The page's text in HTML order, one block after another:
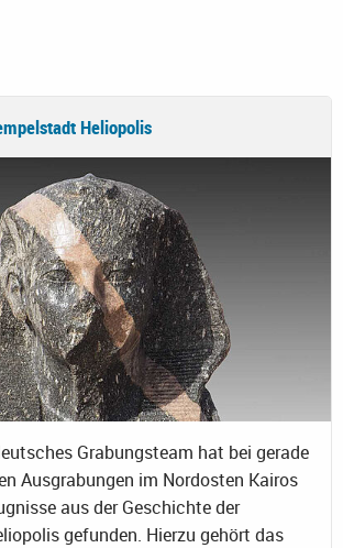
Heliopolis
Grabungsteam hat bei gerade
Ausgrabungen im Nordosten Kairos
aus der Geschichte der
gefunden. Hierzu gehört das